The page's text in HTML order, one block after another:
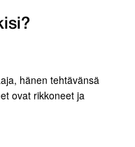
hänen tehtävänsä
ovat rikkoneet ja